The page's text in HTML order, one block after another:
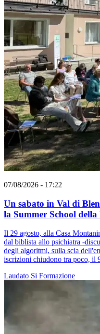
07/08/2026 - 17:22
Un sabato in Val di
la Summer School
Il 29 agosto, alla Casa
dal biblista allo psichiatra -
degli algoritmi, sulla scia
iscrizioni chiudono tra poco, il
Laudato Si Formazione